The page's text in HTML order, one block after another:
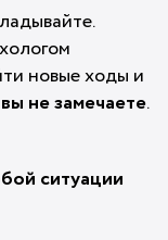
новые ходы и
не замечаете.
ситуации